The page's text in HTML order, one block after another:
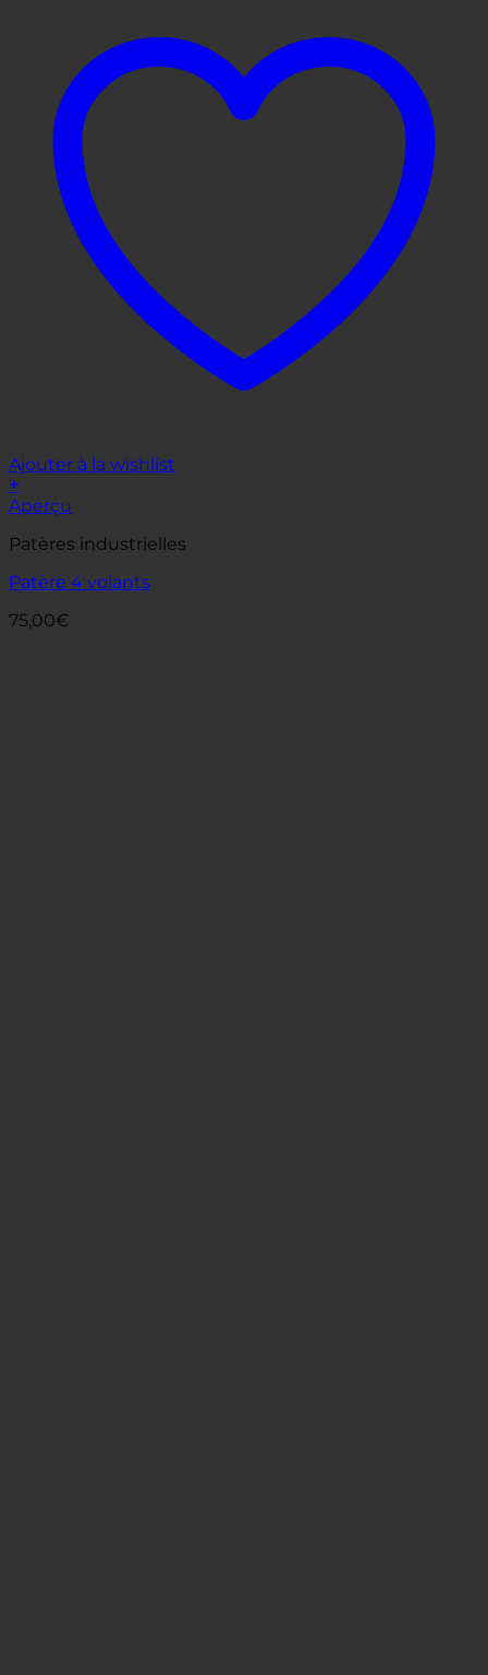
Ajouter à la wishlist
+
Aperçu
Patères industrielles
Patère 4 volants
75,00€